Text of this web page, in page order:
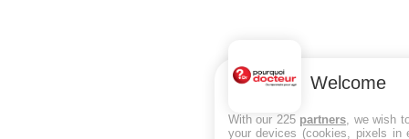
Welcome
With our 225 partners , we wish
your devices (cookies, pixels in